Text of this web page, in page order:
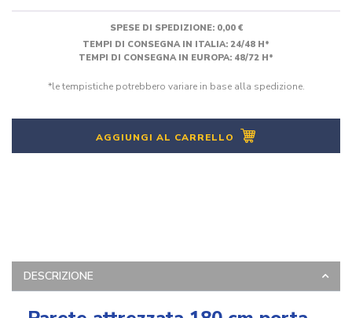
SPESE DI SPEDIZIONE: 0,00 €
TEMPI DI CONSEGNA IN ITALIA: 24/48 H*
TEMPI DI CONSEGNA IN EUROPA: 48/72 H*
*le tempistiche potrebbero variare in base alla spedizione.
AGGIUNGI AL CARRELLO
DESCRIZIONE